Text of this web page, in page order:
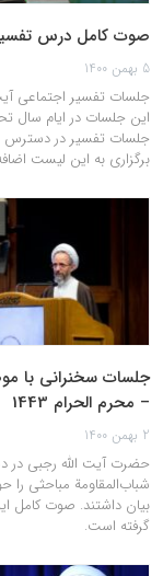
صوت کامل درس
5 بهمن 1400
این جلسات در ایام سال
جلسات تفسیر در دسترس
برگزاری به این لیست
جلسات سخنرانی با
– محرم الحرام 1443
2 بهمن 1400
شباب‌المقاومة مباحثی
گرفته است.